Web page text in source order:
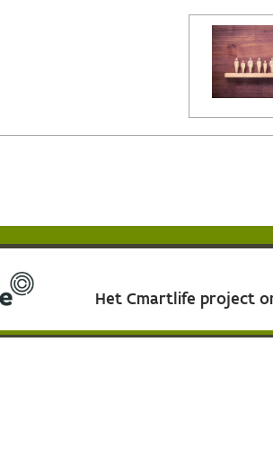
Het Cmartlife project